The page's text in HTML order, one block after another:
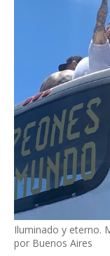
Iluminado y eterno.
por Buenos Aires